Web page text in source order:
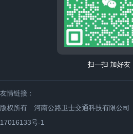
扫一扫 加好友
友情链接：
版权所有 河南公路卫士交通科技有限公司
17016133号-1